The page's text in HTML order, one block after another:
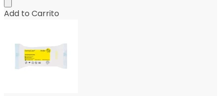
Add to Carrito